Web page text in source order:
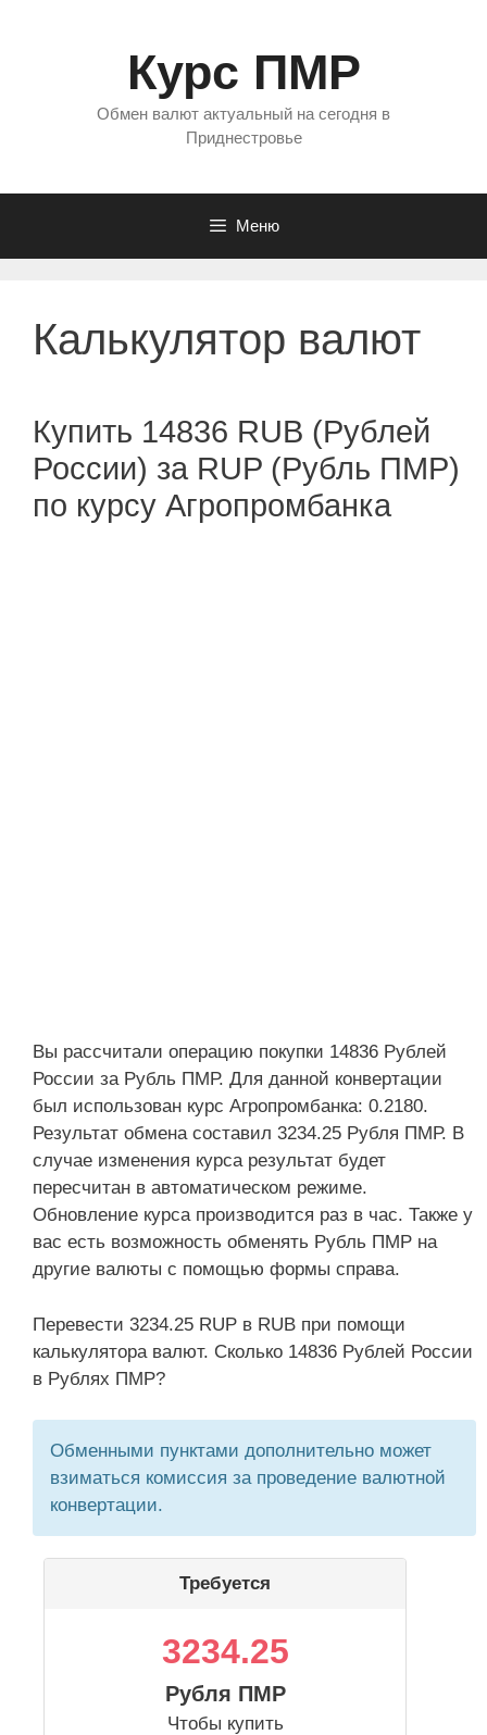
Курс ПМР
Обмен валют актуальный на сегодня в
Приднестровье
Меню
Калькулятор валют
Купить 14836 RUB (Рублей
России) за RUP (Рубль ПМР)
по курсу Агропромбанка
Вы рассчитали операцию покупки 14836 Рублей
России за Рубль ПМР. Для данной конвертации
был использован курс Агропромбанка: 0.2180.
Результат обмена составил 3234.25 Рубля ПМР. В
случае изменения курса результат будет
пересчитан в автоматическом режиме.
Обновление курса производится раз в час. Также у
вас есть возможность обменять Рубль ПМР на
другие валюты с помощью формы справа.
Перевести 3234.25 RUP в RUB при помощи
калькулятора валют. Сколько 14836 Рублей России
в Рублях ПМР?
Обменными пунктами дополнительно может
взиматься комиссия за проведение валютной
конвертации.
Требуется
3234.25
Рубля ПМР
Чтобы купить